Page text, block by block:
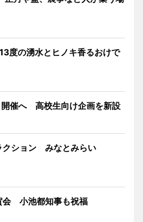
度の湧水とヒノキ香るおけで
催へ 高校生向け企画を新設
クション みなとみらい
会 小池都知事も祝福